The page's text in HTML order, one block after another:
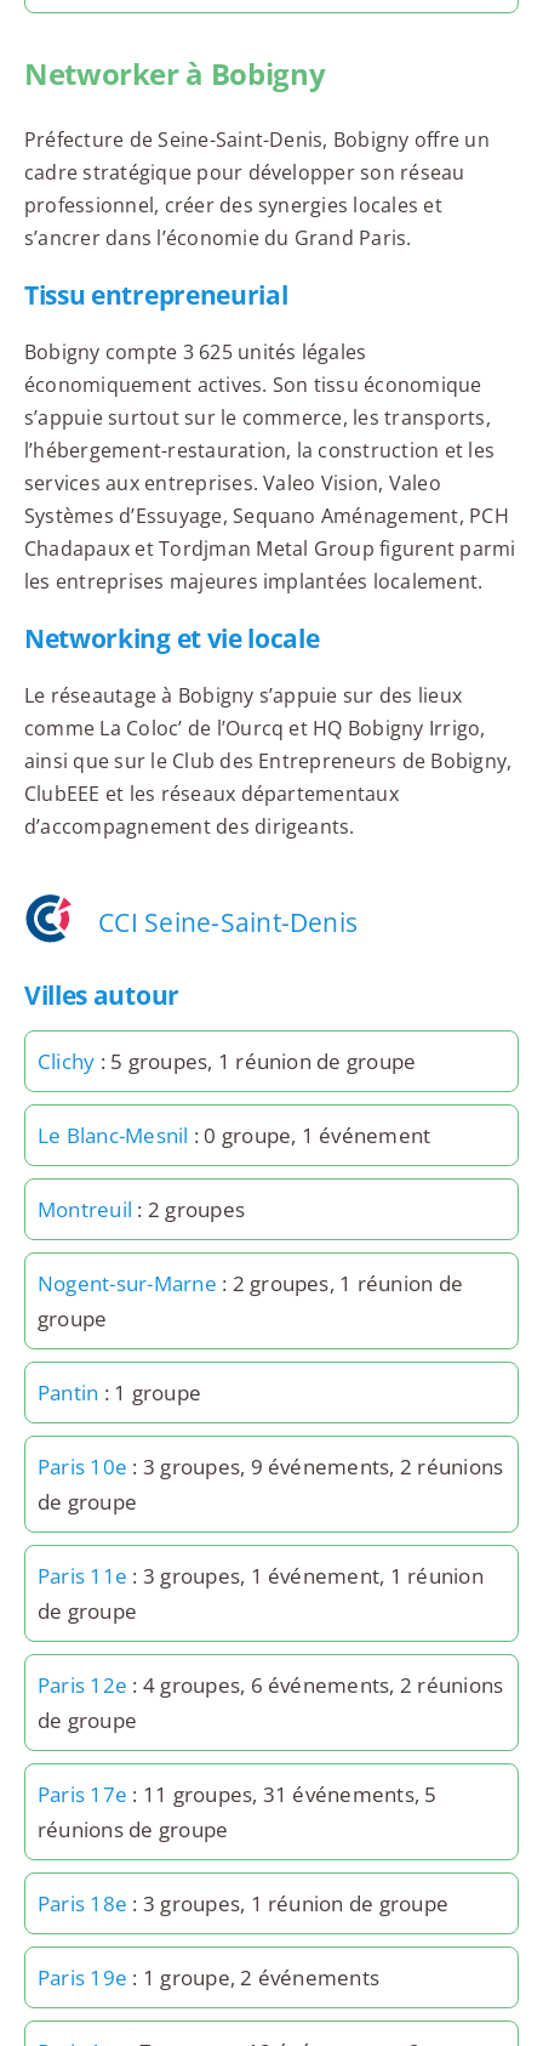
Networker à Bobigny
Préfecture de Seine-Saint-Denis, Bobigny offre un
cadre stratégique pour développer son réseau
professionnel, créer des synergies locales et
s’ancrer dans l’économie du Grand Paris.
Tissu entrepreneurial
Bobigny compte 3 625 unités légales
économiquement actives. Son tissu économique
s’appuie surtout sur le commerce, les transports,
l’hébergement-restauration, la construction et les
services aux entreprises. Valeo Vision, Valeo
Systèmes d’Essuyage, Sequano Aménagement, PCH
Chadapaux et Tordjman Metal Group figurent parmi
les entreprises majeures implantées localement.
Networking et vie locale
Le réseautage à Bobigny s’appuie sur des lieux
comme La Coloc’ de l’Ourcq et HQ Bobigny Irrigo,
ainsi que sur le Club des Entrepreneurs de Bobigny,
ClubEEE et les réseaux départementaux
d’accompagnement des dirigeants.
CCI Seine-Saint-Denis
Villes autour
Clichy : 5 groupes, 1 réunion de groupe
Le Blanc-Mesnil : 0 groupe, 1 événement
Montreuil : 2 groupes
Nogent-sur-Marne : 2 groupes, 1 réunion de
groupe
Pantin : 1 groupe
Paris 10e : 3 groupes, 9 événements, 2 réunions
de groupe
Paris 11e : 3 groupes, 1 événement, 1 réunion
de groupe
Paris 12e : 4 groupes, 6 événements, 2 réunions
de groupe
Paris 17e : 11 groupes, 31 événements, 5
réunions de groupe
Paris 18e : 3 groupes, 1 réunion de groupe
Paris 19e : 1 groupe, 2 événements